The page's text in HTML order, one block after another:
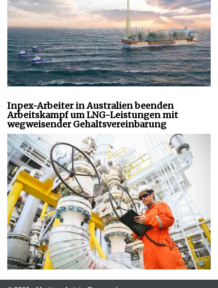
Inpex-Arbeiter in Australien beenden
Arbeitskampf um LNG-Leistungen mit
wegweisender Gehaltsvereinbarung